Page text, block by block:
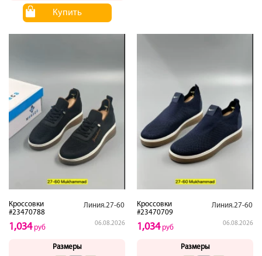
Купить
Кроссовки
#23470788
Линия.27-60
06.08.2026
1,034руб
Размеры
Кроссовки
#23470709
Линия.27-60
06.08.2026
1,034руб
Размеры